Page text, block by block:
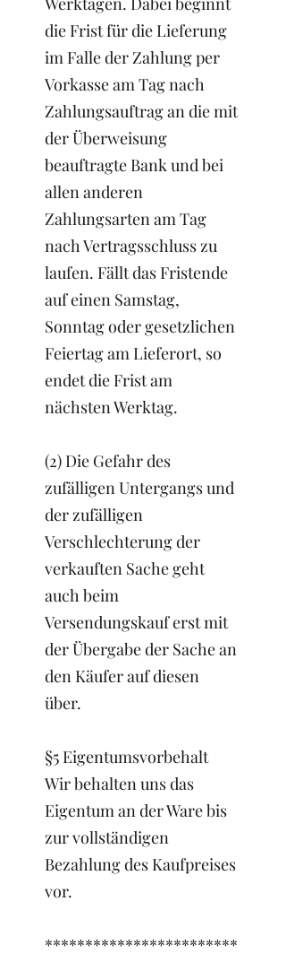
die Frist für die Lieferung
im Falle der Zahlung per
Vorkasse am Tag nach
Zahlungsauftrag an die mit
der Überweisung
beauftragte Bank und bei
allen anderen
Zahlungsarten am Tag
nach Vertragsschluss zu
laufen. Fällt das Fristende
auf einen Samstag,
Sonntag oder gesetzlichen
Feiertag am Lieferort, so
endet die Frist am
nächsten Werktag.
(2) Die Gefahr des
zufälligen Untergangs und
der zufälligen
Verschlechterung der
verkauften Sache geht
auch beim
Versendungskauf erst mit
der Übergabe der Sache an
den Käufer auf diesen
über.
§5 Eigentumsvorbehalt
Wir behalten uns das
Eigentum an der Ware bis
zur vollständigen
Bezahlung des Kaufpreises
vor.
************************